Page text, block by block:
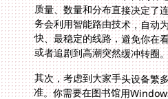
或者追剧到高潮突然缓冲转圈。
其次，考虑到大家手头设备繁
准。你需要在图书馆用
和国内家人通话，回到宿舍又
集剧。优秀的加速器应该
Windows、macOS全平台，并
备上同时登录使用。这样，你